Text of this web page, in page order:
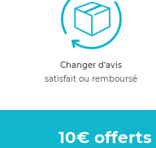
Changer d'avis
satisfait ou remboursé
10€ offerts